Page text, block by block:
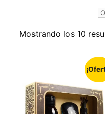
Mostrando los 10